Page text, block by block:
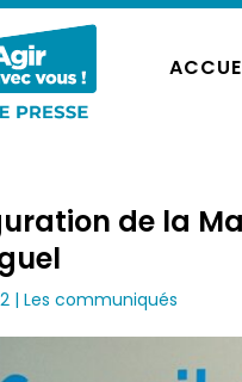
de la
| Les communiqués